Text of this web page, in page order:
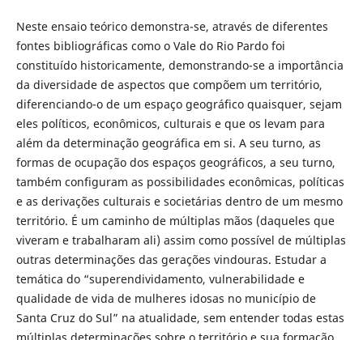
Neste ensaio teórico demonstra-se, através de diferentes
fontes bibliográficas como o Vale do Rio Pardo foi
constituído historicamente, demonstrando-se a importância
da diversidade de aspectos que compõem um território,
diferenciando-o de um espaço geográfico quaisquer, sejam
eles políticos, econômicos, culturais e que os levam para
além da determinação geográfica em si. A seu turno, as
formas de ocupação dos espaços geográficos, a seu turno,
também configuram as possibilidades econômicas, políticas
e as derivações culturais e societárias dentro de um mesmo
território. É um caminho de múltiplas mãos (daqueles que
viveram e trabalharam ali) assim como possível de múltiplas
outras determinações das gerações vindouras. Estudar a
temática do “superendividamento, vulnerabilidade e
qualidade de vida de mulheres idosas no município de
Santa Cruz do Sul” na atualidade, sem entender todas estas